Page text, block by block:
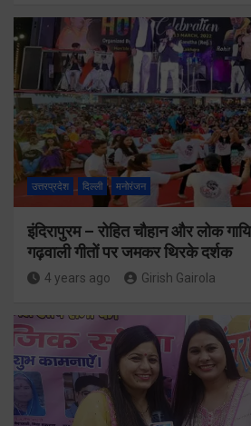
उत्तरप्रदेश दिल्ली मनोरंजन
इंदिरापुरम – रोहित चौहान और लोक
गढ़वाली गीतों पर जमकर थिरके दर्शक
4 years ago Girish Gairola